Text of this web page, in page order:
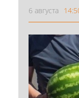
6 августа